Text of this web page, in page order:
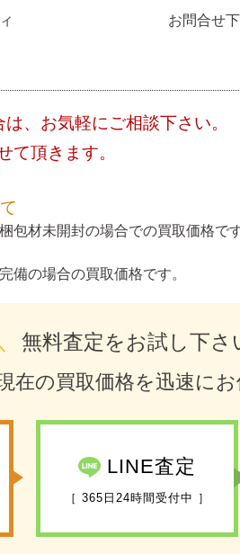
お問合せ
、お気軽にご相談下さい。
て頂きます。
包材未開封の場合での買取価格です
備の場合の買取価格です。
無料査定をお試し下さ
在の買取価格を迅速にお
LINE査定
［ 365日24時間受付中 ］